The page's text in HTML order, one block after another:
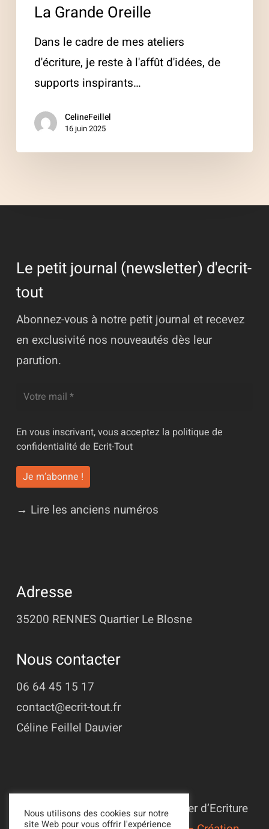
La Grande Oreille
Dans le cadre de mes ateliers
d'écriture, je reste à l'affût d'idées, de
supports inspirants…
CelineFeillel
16 juin 2025
Le petit journal (newsletter) d'ecrit-
tout
Abonnez-vous à notre petit journal et recevez
en exclusivité nos nouveautés dès leur
parution.
En vous inscrivant, vous acceptez la politique de
confidentialité de Ecrit-Tout
→ Lire les anciens numéros
Adresse
35200 RENNES Quartier Le Blosne
Nous contacter
06 64 45 15 17
contact@ecrit-tout.fr
Céline Feillel Dauvier
© 2022 - 2026 Association L’Atelier d’Ecriture
Nous utilisons des cookies sur notre
site Web pour vous offrir l'expérience